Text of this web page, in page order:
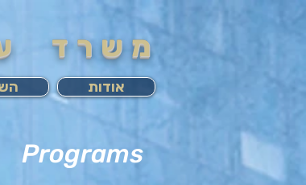
משרד
אודות
Programs